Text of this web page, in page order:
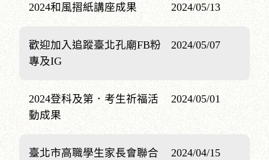
2024和風摺紙講座成果 2024/05/13
歡迎加入追蹤臺北孔廟FB粉
專及IG
2024/05/07
2024登科及第．考生祈福活
動成果
2024/05/01
臺北市高職學生家長會聯合
2024/04/15